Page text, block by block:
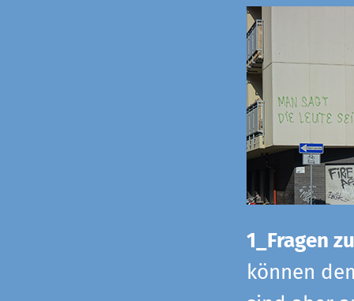
1_Fragen
können